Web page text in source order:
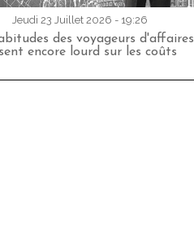
Jeudi 23 Juillet 2026 - 19:26
des voyageurs d'affaires
encore lourd sur les coûts